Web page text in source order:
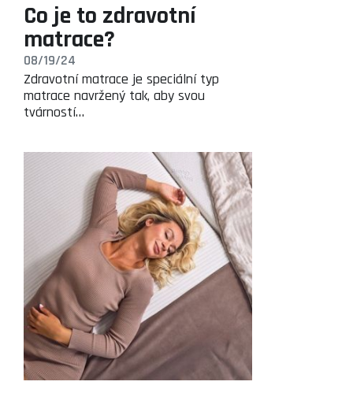
Co je to zdravotní
matrace?
08/19/24
Zdravotní matrace je speciální typ
matrace navržený tak, aby svou
tvárností…